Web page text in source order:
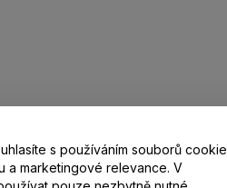
/ Kontakt
s používáním souborů cookie
a marketingové relevance. V